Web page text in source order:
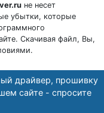
не несет
убытки, которые
Скачивая файл, Вы,
драйвер, прошивку
сайте - спросите